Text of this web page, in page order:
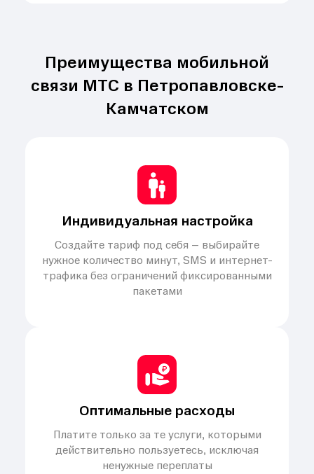
Преимущества мобильной
связи МТС в Петропавловске-
Камчатском
Индивидуальная настройка
Создайте тариф под себя – выбирайте
нужное количество минут, SMS и интернет-
трафика без ограничений фиксированными
пакетами
Оптимальные расходы
Платите только за те услуги, которыми
действительно пользуетесь, исключая
ненужные переплаты